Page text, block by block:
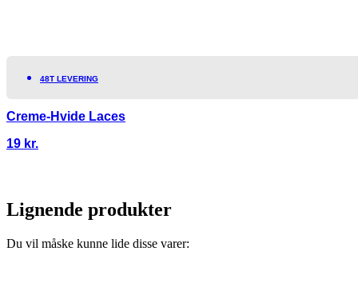
48T LEVERING
Creme-Hvide Laces
19 kr.
Lignende produkter
Du vil måske kunne lide disse varer: